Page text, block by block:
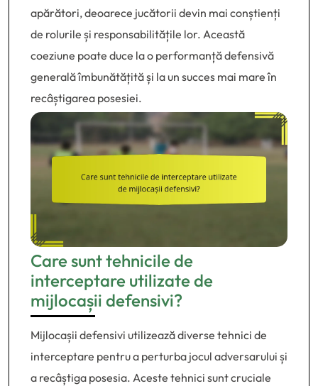
apărători, deoarece jucătorii devin mai conștienți
de rolurile și responsabilitățile lor. Această
coeziune poate duce la o performanță defensivă
generală îmbunătățită și la un succes mai mare în
recâștigarea posesiei.
Care sunt tehnicile de
interceptare utilizate de
mijlocașii defensivi?
Mijlocașii defensivi utilizează diverse tehnici de
interceptare pentru a perturba jocul adversarului și
a recâștiga posesia. Aceste tehnici sunt cruciale